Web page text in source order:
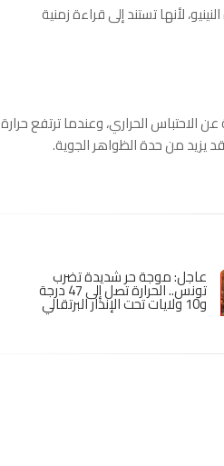
لأنها تستند إلى قراءة زمنية
الحرارة الزائدة الناتجة عن الاحتباس الحراري، وعندما ترتفع حرارة
يزيد من حدة الظواهر الجوية.
عاجل: موجة حر شديدة تضرب
تونس.. الحرارة تصل إلى 47 درجة
و10 ولايات تحت الإنذار البرتقالي